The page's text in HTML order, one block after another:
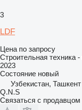
3
LDF
Цена по запросу
Строительная техника
2023
Состояние новый
Узбекистан, Ташкент
Q.N.S
Связаться с продавцом